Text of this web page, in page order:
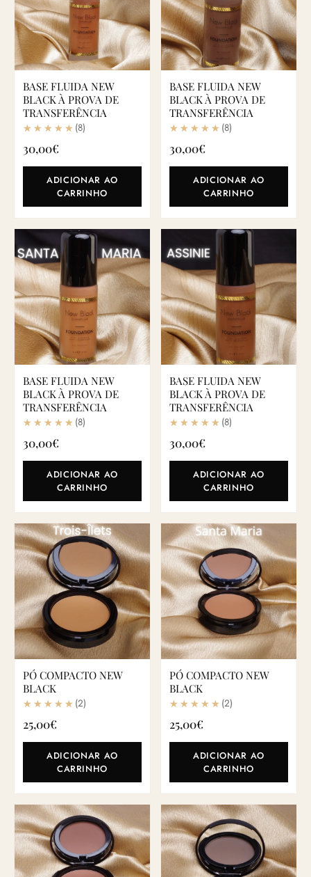
BASE FLUIDA NEW
BLACK À PROVA DE
TRANSFERÊNCIA
(8)
30,00€
ADICIONAR AO
CARRINHO
BASE FLUIDA NEW
BLACK À PROVA DE
TRANSFERÊNCIA
(8)
30,00€
ADICIONAR AO
CARRINHO
BASE FLUIDA NEW
BLACK À PROVA DE
TRANSFERÊNCIA
(8)
30,00€
ADICIONAR AO
CARRINHO
BASE FLUIDA NEW
BLACK À PROVA DE
TRANSFERÊNCIA
(8)
30,00€
ADICIONAR AO
CARRINHO
PÓ COMPACTO NEW
BLACK
(2)
25,00€
ADICIONAR AO
CARRINHO
PÓ COMPACTO NEW
BLACK
(2)
25,00€
ADICIONAR AO
CARRINHO